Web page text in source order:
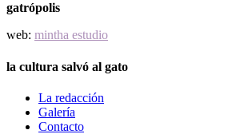
gatrópolis
web: mintha estudio
la cultura salvó al gato
La redacción
Galería
Contacto